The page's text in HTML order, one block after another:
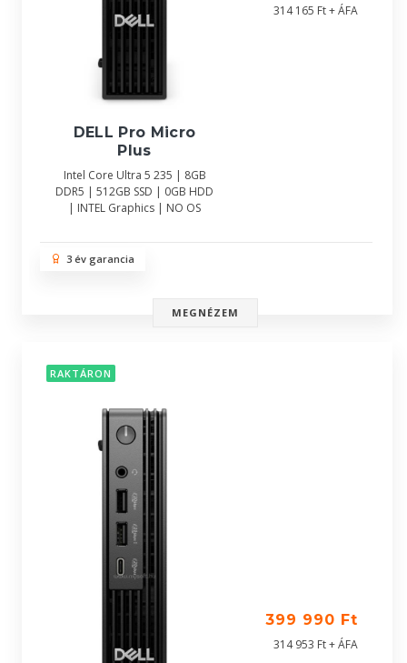
DELL Pro Micro
Plus
Intel Core Ultra 5 235 | 8GB
DDR5 | 512GB SSD | 0GB HDD
| INTEL Graphics | NO OS
314 165 Ft + ÁFA
3 év garancia
MEGNÉZEM
RAKTÁRON
399 990 Ft
314 953 Ft + ÁFA